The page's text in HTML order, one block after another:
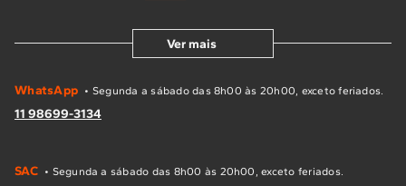
Ver mais
WhatsApp • Segunda a sábado das 8h00 às 20h00, exceto feriados.
11 98699-3134
SAC • Segunda a sábado das 8h00 às 20h00, exceto feriados.